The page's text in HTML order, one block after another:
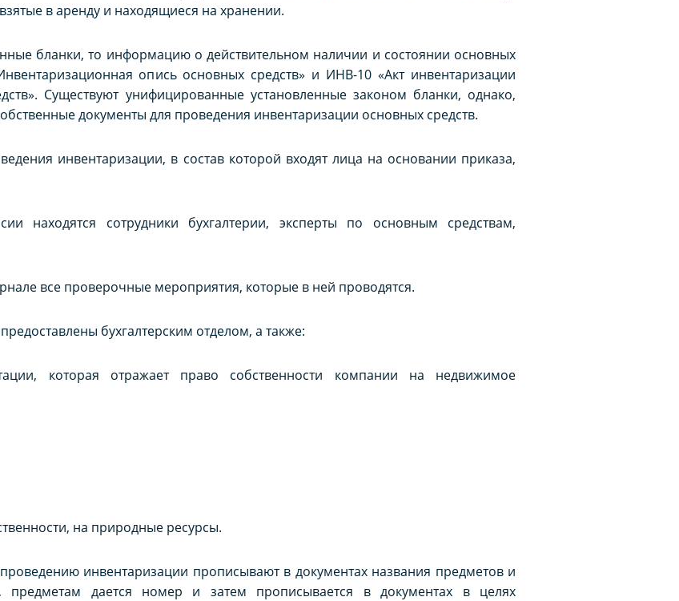
в аренду и находящиеся на хранении.
бланки, то информацию о действительном наличии и состоянии основных
опись основных средств» и ИНВ-10 «Акт инвентаризации
Существуют унифицированные установленные законом бланки, однако,
документы для проведения инвентаризации основных средств.
инвентаризации, в состав которой входят лица на основании приказа,
находятся сотрудники бухгалтерии, эксперты по основным средствам,
все проверочные мероприятия, которые в ней проводятся.
бухгалтерским отделом, а также:
которая отражает право собственности компании на недвижимое
на природные ресурсы.
инвентаризации прописывают в документах названия предметов и
предметам дается номер и затем прописывается в документах в целях